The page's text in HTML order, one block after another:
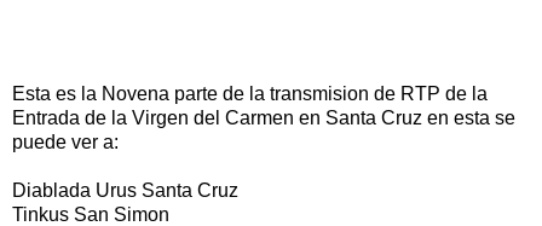
Esta es la Novena parte de la transmision de RTP de la
Entrada de la Virgen del Carmen en Santa Cruz en esta se
puede ver a:
Diablada Urus Santa Cruz
Tinkus San Simon